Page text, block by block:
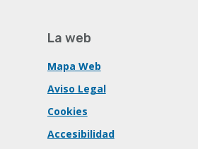
La web
Mapa Web
Aviso Legal
Cookies
Accesibilidad